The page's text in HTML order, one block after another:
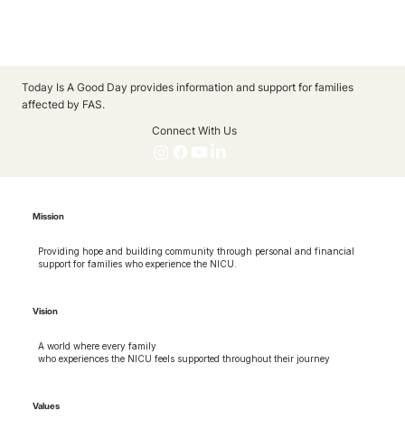
Today Is A Good Day provides information and support for families
affected by FAS.
Connect With Us
Mission
Providing hope and building community through personal and financial
support for families who experience the NICU.
Vision
A world where every family
who experiences the NICU feels supported throughout their journey
Values